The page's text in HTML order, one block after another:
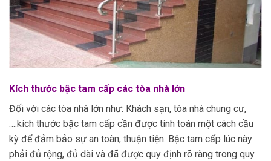
Kích thước bậc tam cấp các tòa nhà lớn
Đối với các tòa nhà lớn như: Khách sạn, tòa nhà chung cư,
….kích thước bậc tam cấp cần được tính toán một cách cầu
kỳ để đảm bảo sự an toàn, thuận tiện. Bậc tam cấp lúc này
phải đủ rộng, đủ dài và đã được quy định rõ ràng trong quy